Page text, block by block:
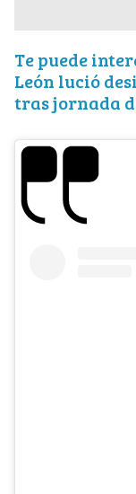
Te puede
León lució
tras jornada